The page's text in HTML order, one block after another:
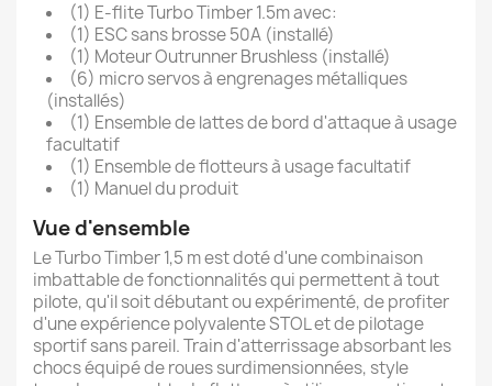
(1) E-flite Turbo Timber 1.5m avec:
(1) ESC sans brosse 50A (installé)
(1) Moteur Outrunner Brushless (installé)
(6) micro servos à engrenages métalliques
(installés)
(1) Ensemble de lattes de bord d'attaque à usage
facultatif
(1) Ensemble de flotteurs à usage facultatif
(1) Manuel du produit
Vue d'ensemble
Le Turbo Timber 1,5 m est doté d'une combinaison
imbattable de fonctionnalités qui permettent à tout
pilote, qu'il soit débutant ou expérimenté, de profiter
d'une expérience polyvalente STOL et de pilotage
sportif sans pareil. Train d'atterrissage absorbant les
chocs équipé de roues surdimensionnées, style